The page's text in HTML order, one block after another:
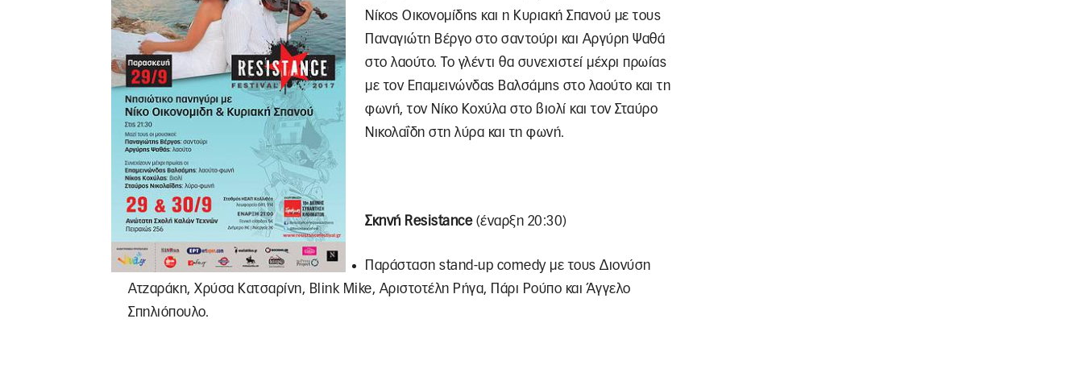
Νίκος Οικονομίδης και η Κυριακή Σπανού με τους
Παναγιώτη Βέργο στο σαντούρι και Αργύρη Ψαθά
στο λαούτο. Το γλέντι θα συνεχιστεί μέχρι πρωίας
με τον Επαμεινώνδας Βαλσάμης στο λαούτο και τη
φωνή, τον Νίκο Κοχύλα στο βιολί και τον Σταύρο
Νικολαΐδη στη λύρα και τη φωνή.
Σκηνή Resistance(έναρξη 20:30)
Παράσταση stand-up comedy με τους Διονύση
Ατζαράκη, Χρύσα Κατσαρίνη, Blink Mike, Αριστοτέλη Ρήγα, Πάρι Ρούπο και Άγγελο
Σπηλιόπουλο.